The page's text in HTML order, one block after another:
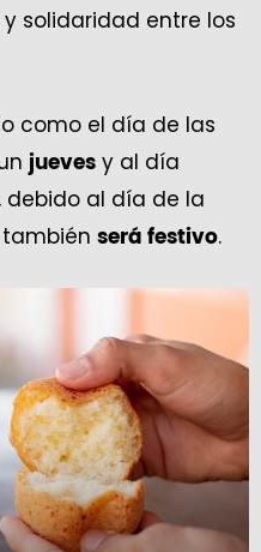
solidaridad entre los
como el día de las
jueves y al día
debido al día de la
será festivo.